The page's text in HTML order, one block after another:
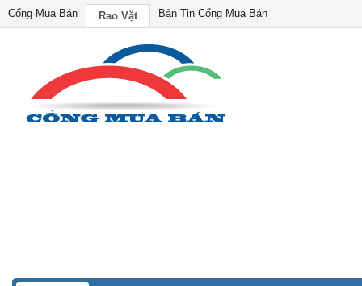
Cổng Mua Bán Rao Vặt Bản Tin Cổng Mua Bán